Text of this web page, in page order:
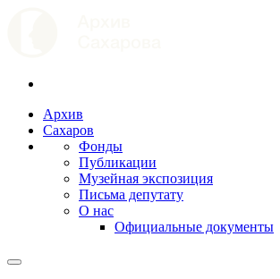
Архив
Сахаров
Фонды
Публикации
Музейная экспозиция
Письма депутату
О нас
Официальные документы